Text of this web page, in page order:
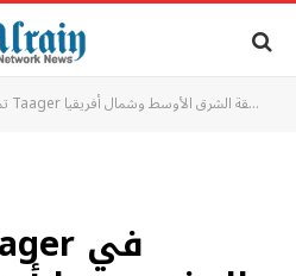
تم إطلاق Taager في المغرب، مما أدى إلى تسريع توسعها في منطقة الشرق الأوسط وشمال أفريقيا